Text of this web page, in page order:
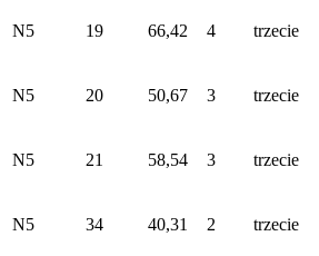
N5 19 66,42 4 trzecie
N5 20 50,67 3 trzecie
N5 21 58,54 3 trzecie
N5 34 40,31 2 trzecie